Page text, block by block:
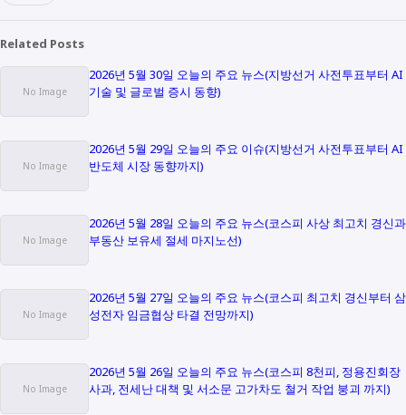
Related Posts
2026년 5월 30일 오늘의 주요 뉴스(지방선거 사전투표부터 AI
기술 및 글로벌 증시 동향)
2026년 5월 29일 오늘의 주요 이슈(지방선거 사전투표부터 AI
반도체 시장 동향까지)
2026년 5월 28일 오늘의 주요 뉴스(코스피 사상 최고치 경신과
부동산 보유세 절세 마지노선)
2026년 5월 27일 오늘의 주요 뉴스(코스피 최고치 경신부터 삼
성전자 임금협상 타결 전망까지)
2026년 5월 26일 오늘의 주요 뉴스(코스피 8천피, 정용진회장
사과, 전세난 대책 및 서소문 고가차도 철거 작업 붕괴 까지)